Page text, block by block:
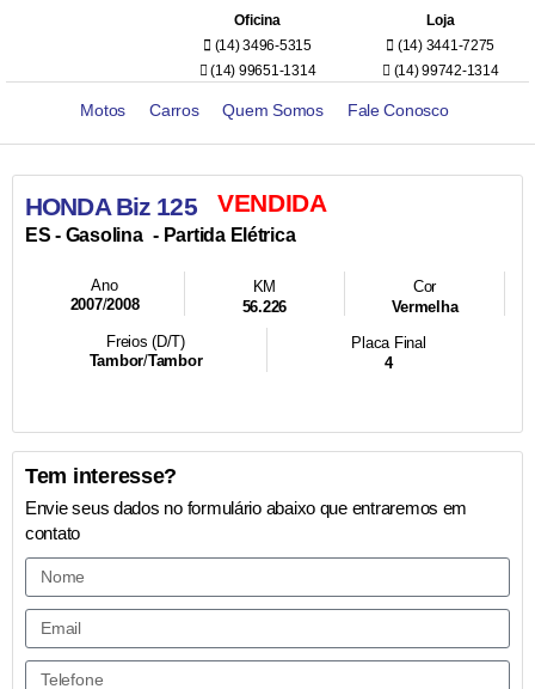
Oficina
(14) 3496-5315
(14) 99651-1314
Loja
(14) 3441-7275
(14) 99742-1314
Motos Carros Quem Somos Fale Conosco
HONDA Biz 125VENDIDA
ES - Gasolina - Partida Elétrica
Ano
2007/2008
KM
56.226
Cor
Vermelha
Freios (D/T)
Tambor/Tambor
Placa Final
4
Tem interesse?
Envie seus dados no formulário abaixo que entraremos em
contato